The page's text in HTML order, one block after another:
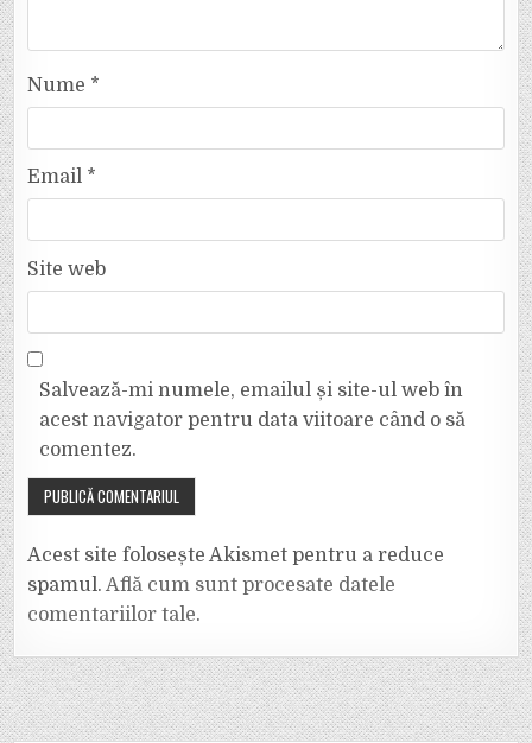
Nume *
Email *
Site web
Salvează-mi numele, emailul și site-ul web în
acest navigator pentru data viitoare când o să
comentez.
Acest site folosește Akismet pentru a reduce
spamul.Află cum sunt procesate datele
comentariilor tale.